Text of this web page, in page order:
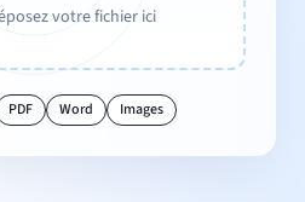
votre fichier ici
PDF Word Images